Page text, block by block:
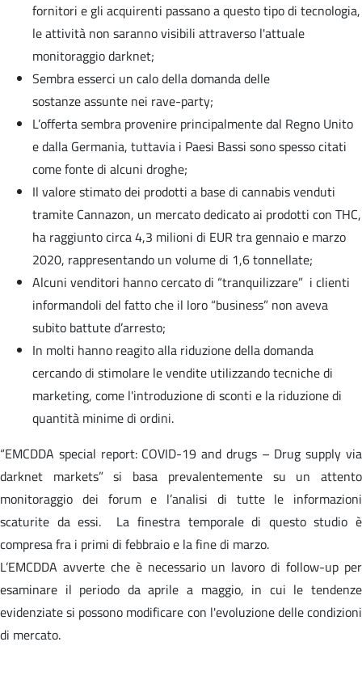
fornitori e gli acquirenti passano a questo tipo di tecnologia,
le attività non saranno visibili attraverso l'attuale
monitoraggio darknet;
Sembra esserci un calo della domanda delle
sostanze assunte nei rave-party;
L’offerta sembra provenire principalmente dal Regno Unito
e dalla Germania, tuttavia i Paesi Bassi sono spesso citati
come fonte di alcuni droghe;
Il valore stimato dei prodotti a base di cannabis venduti
tramite Cannazon, un mercato dedicato ai prodotti con THC,
ha raggiunto circa 4,3 milioni di EUR tra gennaio e marzo
2020, rappresentando un volume di 1,6 tonnellate;
Alcuni venditori hanno cercato di “tranquilizzare” i clienti
informandoli del fatto che il loro “business” non aveva
subito battute d’arresto;
In molti hanno reagito alla riduzione della domanda
cercando di stimolare le vendite utilizzando tecniche di
marketing, come l'introduzione di sconti e la riduzione di
quantità minime di ordini.
“EMCDDA special report: COVID-19 and drugs – Drug supply via
darknet markets” si basa prevalentemente su un attento
monitoraggio dei forum e l’analisi di tutte le informazioni
scaturite da essi. La finestra temporale di questo studio è
compresa fra i primi di febbraio e la fine di marzo.
L’EMCDDA avverte che è necessario un lavoro di follow-up per
esaminare il periodo da aprile a maggio, in cui le tendenze
evidenziate si possono modificare con l'evoluzione delle condizioni
di mercato.